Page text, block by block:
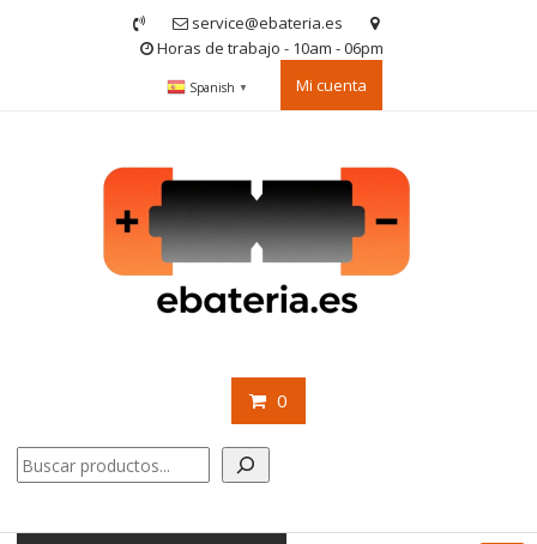
service@ebateria.es
Horas de trabajo - 10am - 06pm
Spanish ▼ Mi cuenta
0
Buscar